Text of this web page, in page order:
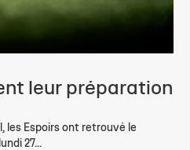
leur préparation
les Espoirs ont retrouvé le
27...